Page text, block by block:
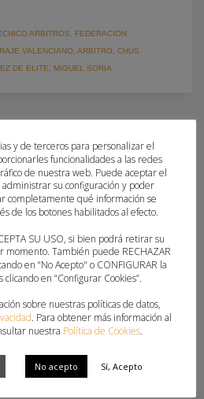
ARBITROS
FEDERACION
VALENCIANO ARBITRO CHUS
DE ELITE MIGUEL SORIA
ÁLVAREZ, NUEVOS
y de terceros para personalizar el
funcionalidades a las redes
de nuestra web. Puede aceptar el
administrar su configuración y poder
completamente qué información se
de los botones habilitados al efecto.
SU USO, si bien podrá retirar su
También puede RECHAZAR
en “No Acepto" o CONFIGURAR la
clicando en “Configurar Cookies”.
sobre nuestras políticas de datos,
. Para obtener más información al
nuestra Política de Cookies.
No acepto Sí, Acepto